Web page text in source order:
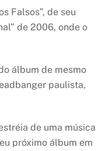
Falsos”, de seu
de 2006, onde o
álbum de mesmo
paulista,
de uma música
próximo álbum em